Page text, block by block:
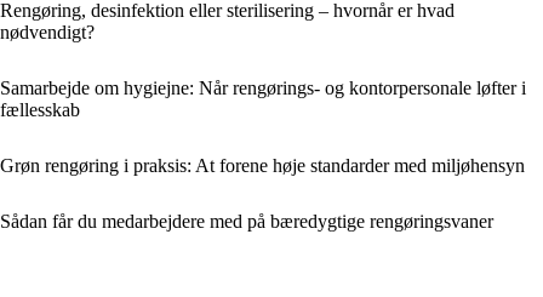
Rengøring, desinfektion eller sterilisering – hvornår er hvad
nødvendigt?
Samarbejde om hygiejne: Når rengørings- og kontorpersonale løfter i
fællesskab
Grøn rengøring i praksis: At forene høje standarder med miljøhensyn
Sådan får du medarbejdere med på bæredygtige rengøringsvaner